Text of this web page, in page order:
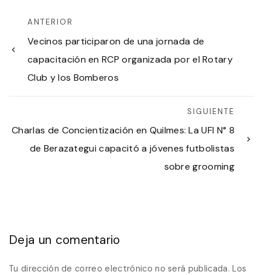
ANTERIOR
Vecinos participaron de una jornada de
capacitación en RCP organizada por el Rotary
Club y los Bomberos
SIGUIENTE
Charlas de Concientización en Quilmes: La UFI N° 8
de Berazategui capacitó a jóvenes futbolistas
sobre grooming
Deja un comentario
Tu dirección de correo electrónico no será publicada. Los